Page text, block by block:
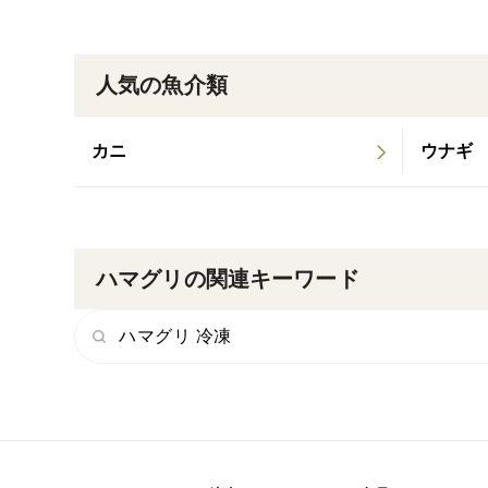
人気の魚介類
カニ ウナギ
ハマグリの関連キーワード
ハマグリ 冷凍